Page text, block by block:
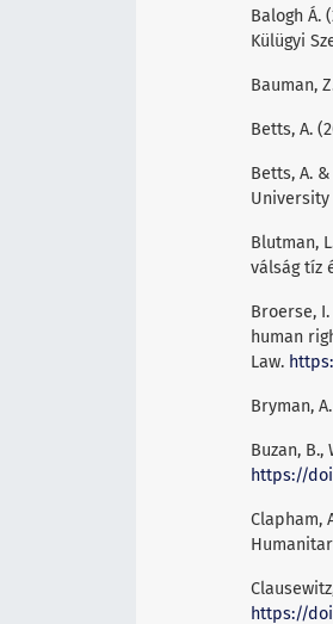
Balogh Á.
Külügyi
Bauman,
Betts, A.
Betts, A.
University
Blutman,
válság tíz
Broerse,
human
Law.
Bryman,
Buzan,
https://
Clapham,
https://